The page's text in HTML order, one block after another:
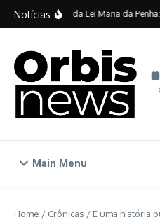
Ir para o conteúdo
Notícias
Vinte anos da Lei Maria da Penha:
Main Menu
Home / Crônicas / E uma história